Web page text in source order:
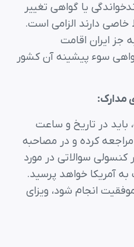
یا گواهی تغییر
خاصی دارند الزامی است.
جز ایران اقامت
سوء پیشینه آن کشور
مدارک:
باید در تاریخ و ساعت
کرده و در مصاحبه
سوالاتی در مورد
به آمریکا خواهد پرسید.
انجام شود، ویزای